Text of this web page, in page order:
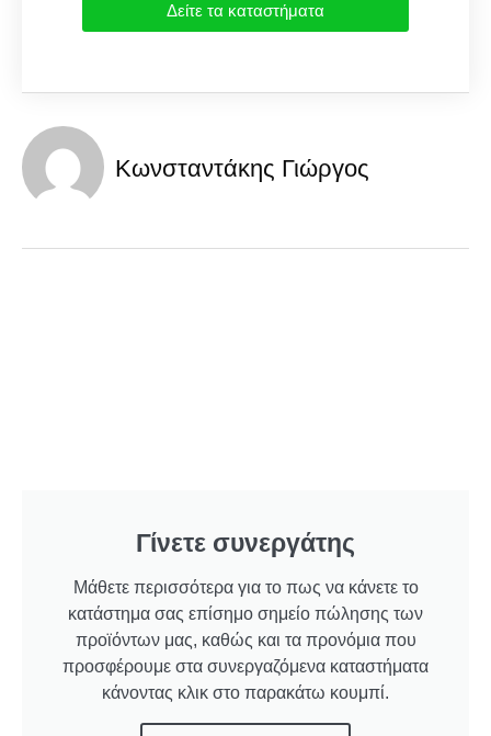
Δείτε τα καταστήματα
Κωνσταντάκης Γιώργος
Γίνετε συνεργάτης
Μάθετε περισσότερα για το πως να κάνετε το
κατάστημα σας επίσημο σημείο πώλησης των
προϊόντων μας, καθώς και τα προνόμια που
προσφέρουμε στα συνεργαζόμενα καταστήματα
κάνοντας κλικ στο παρακάτω κουμπί.